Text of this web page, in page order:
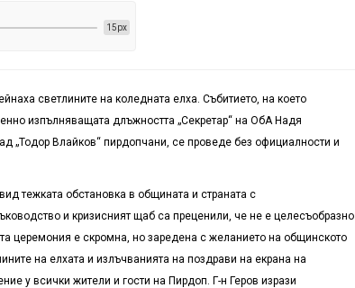
15px
светлините на коледната елха. Събитието, на което
изпълняващата длъжността „Секретар“ на ОбА Надя
Влайков“ пирдопчани, се проведе без официалности и
тежката обстановка в общината и страната с
и кризисният щаб са преценили, че не е целесъобразно
церемония е скромна, но заредена с желанието на общинското
на елхата и излъчванията на поздрави на екрана на
у всички жители и гости на Пирдоп. Г-н Геров изрази